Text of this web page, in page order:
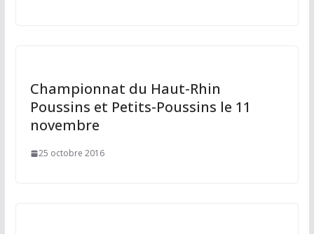
Championnat du Haut-Rhin
Poussins et Petits-Poussins le 11
novembre
25 octobre 2016